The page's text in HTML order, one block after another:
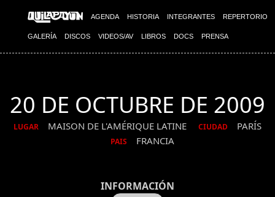
AGENDA HISTORIA INTEGRANTES REPERTORIO
GALERÍA DISCOS VIDEOS/AV LIBROS DOCS PRENSA
20 DE OCTUBRE DE 2009
LUGAR MAISON DE L'AMÉRIQUE LATINE CIUDAD PARÍS
PAIS FRANCIA
INFORMACIÓN